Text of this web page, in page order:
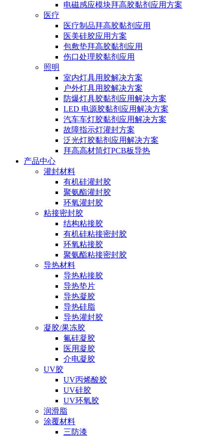
电磁感应模块拜高胶黏剂应用方案
医疗
医疗制品拜高胶黏剂应用
医美硅胶应用方案
包敷垫拜高胶黏剂应用
伤口处理胶黏剂应用
照明
室内灯具用胶解决方案
户外灯具用胶解决方案
防爆灯具胶黏剂应用解决方案
LED 电源胶黏剂应用解决方案
汽车车灯胶黏剂应用解决方案
故障指示灯灌封方案
泛光灯胶黏剂应用解决方案
拜高高材筒灯PCB板导热
产品中心
灌封材料
有机硅灌封胶
聚氨酯灌封胶
环氧灌封胶
粘接密封胶
结构粘接胶
有机硅粘接密封胶
环氧粘接胶
聚氨酯粘接密封胶
导热材料
导热粘接胶
导热垫片
导热凝胶
导热硅脂
导热灌封胶
凝胶/果冻胶
氟硅凝胶
医用凝胶
介电凝胶
UV胶
UV丙烯酸胶
UV硅胶
UV环氧胶
润滑脂
涂覆材料
三防漆